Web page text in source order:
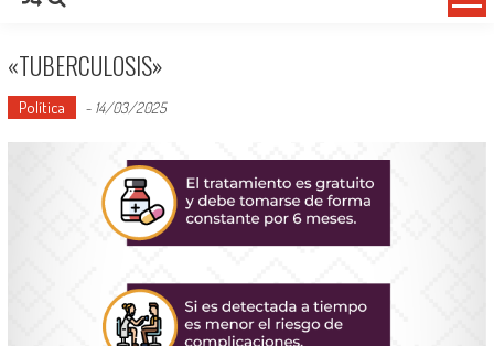
«TUBERCULOSIS»
Política - 14/03/2025